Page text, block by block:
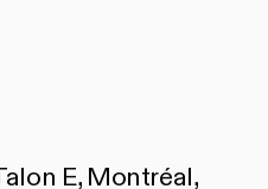
E, Montréal,